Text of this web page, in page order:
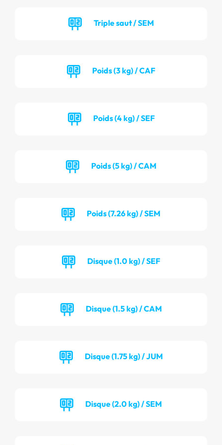
Triple saut / SEM
Poids (3 kg) / CAF
Poids (4 kg) / SEF
Poids (5 kg) / CAM
Poids (7.26 kg) / SEM
Disque (1.0 kg) / SEF
Disque (1.5 kg) / CAM
Disque (1.75 kg) / JUM
Disque (2.0 kg) / SEM